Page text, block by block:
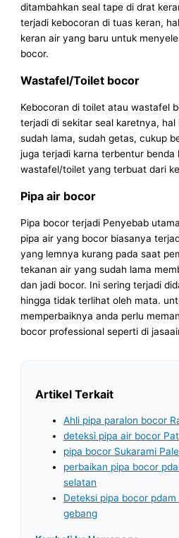
ditambahkan seal tape di drat
terjadi kebocoran di tuas keran,
keran air yang baru untuk
bocor.
Wastafel/Toilet bocor
Kebocoran di toilet atau wastafel
terjadi di sekitar seal karetnya,
sudah lama, sudah getas, cukup
juga terjadi karna terbentur benda
wastafel/toilet yang terbuat dari
Pipa air bocor
Pipa bocor terjadi Penyebab
pipa air yang bocor biasanya
yang lemnya kurang pada saat
tekanan air yang sudah lama
dan jadi bocor. Ini sering terjadi
hingga tidak terlihat oleh mata.
memperbaiknya anda perlu
bocor professional seperti di
Artikel Terkait
Ahli pipa paralon bocor
deteksi pipa air bocor
pipa bocor Sukarami
perbaikan pipa bocor
selatan
Deteksi pipa bocor
gebang